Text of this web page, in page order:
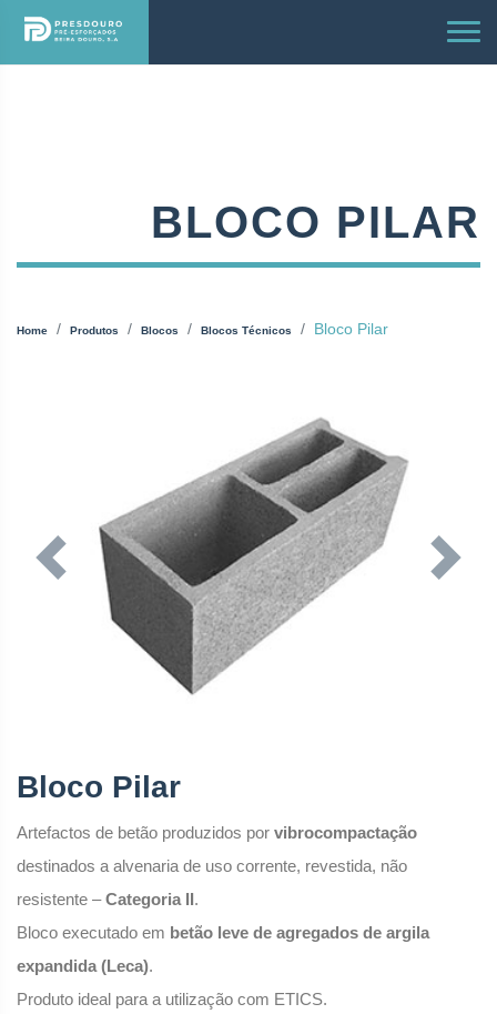
BLOCO PILAR
Home Produtos Blocos Blocos Técnicos Bloco Pilar
Previous Next
Bloco Pilar
Artefactos de betão produzidos por vibrocompactação
destinados a alvenaria de uso corrente, revestida, não
resistente –Categoria II.
Bloco executado em betão leve de agregados de argila
expandida (Leca).
Produto ideal para a utilização com ETICS.